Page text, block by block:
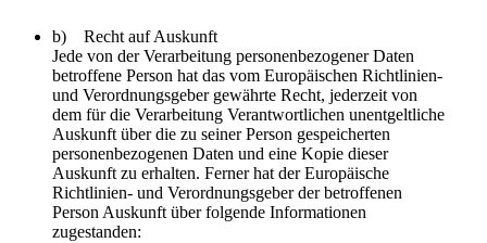
b) Recht auf Auskunft
Jede von der Verarbeitung personenbezogener Daten
betroffene Person hat das vom Europäischen Richtlinien-
und Verordnungsgeber gewährte Recht, jederzeit von
dem für die Verarbeitung Verantwortlichen unentgeltliche
Auskunft über die zu seiner Person gespeicherten
personenbezogenen Daten und eine Kopie dieser
Auskunft zu erhalten. Ferner hat der Europäische
Richtlinien- und Verordnungsgeber der betroffenen
Person Auskunft über folgende Informationen
zugestanden: